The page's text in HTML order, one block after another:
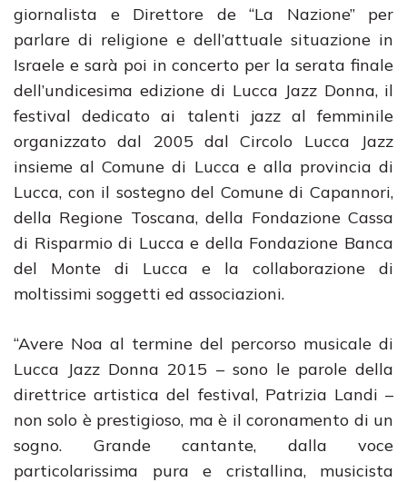
giornalista e Direttore de “La Nazione” per
parlare di religione e dell’attuale situazione in
Israele e sarà poi in concerto per la serata finale
dell’undicesima edizione di Lucca Jazz Donna, il
festival dedicato ai talenti jazz al femminile
organizzato dal 2005 dal Circolo Lucca Jazz
insieme al Comune di Lucca e alla provincia di
Lucca, con il sostegno del Comune di Capannori,
della Regione Toscana, della Fondazione Cassa
di Risparmio di Lucca e della Fondazione Banca
del Monte di Lucca e la collaborazione di
moltissimi soggetti ed associazioni.
“Avere Noa al termine del percorso musicale di
Lucca Jazz Donna 2015 – sono le parole della
direttrice artistica del festival, Patrizia Landi –
non solo è prestigioso, ma è il coronamento di un
sogno. Grande cantante, dalla voce
particolarissima pura e cristallina, musicista